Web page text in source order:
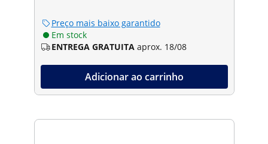
Preço mais baixo garantido
Em stock
ENTREGA GRATUITA aprox. 18/08
Adicionar ao carrinho